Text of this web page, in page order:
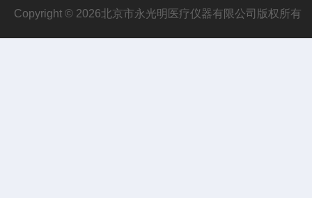
Copyright © 2026北京市永光明医疗仪器有限公司版权所有